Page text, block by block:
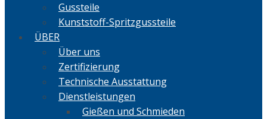
Gussteile
Kunststoff-Spritzgussteile
ÜBER
Über uns
Zertifizierung
Technische Ausstattung
Dienstleistungen
Gießen und Schmieden